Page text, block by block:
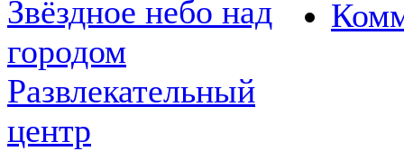
Звёздное небо над
городом
Развлекательный
центр